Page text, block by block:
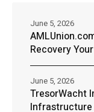
Recovery
June 5, 2026
TresorWacht
Infrastructure
June 5, 2026